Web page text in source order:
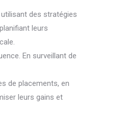
des stratégies
leurs
En surveillant de
de placements, en
leurs gains et